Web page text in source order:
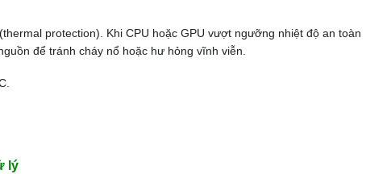
protection). Khi CPU hoặc GPU vượt ngưỡng nhiệt độ an toàn
để tránh cháy nổ hoặc hư hỏng vĩnh viễn.
lý